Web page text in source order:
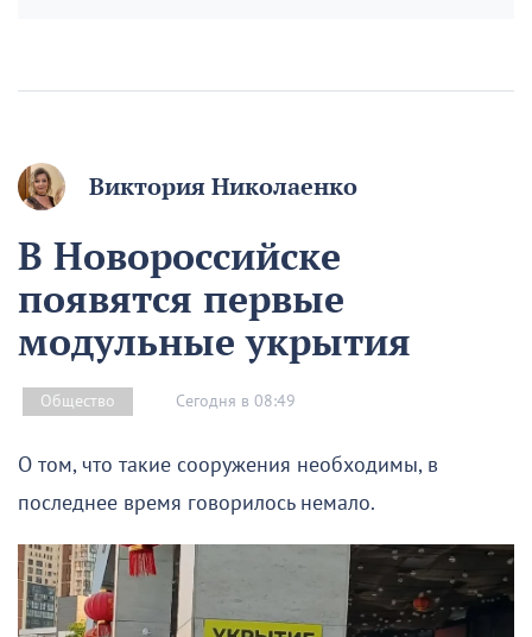
Виктория Николаенко
В Новороссийске
появятся первые
модульные укрытия
Общество Сегодня в 08:49
О том, что такие сооружения необходимы, в
последнее время говорилось немало.